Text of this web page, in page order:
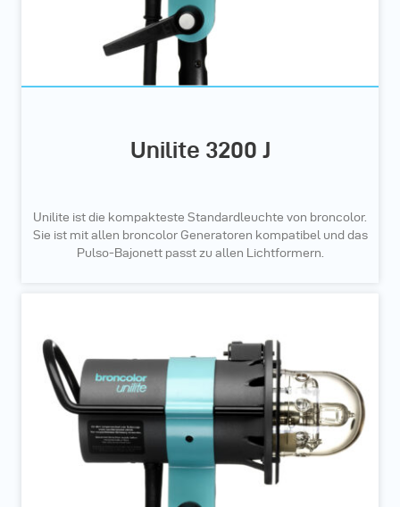
Unilite 3200 J
Unilite ist die kompakteste Standardleuchte von broncolor.
Sie ist mit allen broncolor Generatoren kompatibel und das
Pulso-Bajonett passt zu allen Lichtformern.